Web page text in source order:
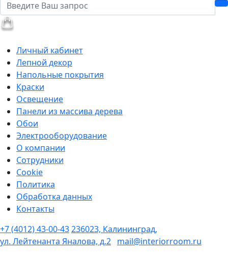
Личный кабинет
Лепной декор
Напольные покрытия
Краски
Освещение
Панели из массива дерева
Обои
Электрооборудование
О компании
Сотрудники
Cookie
Политика
Обработка данных
Контакты
+7 (4012) 43-00-43236023, Калининград,
ул. Лейтенанта Яналова, д.2 mail@interiorroom.ru